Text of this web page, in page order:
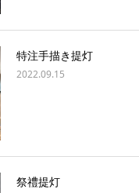
特注手描き提灯
2022.09.15
祭禮提灯